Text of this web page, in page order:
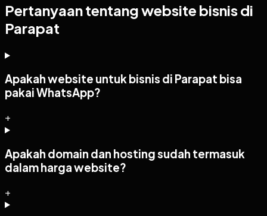
Pertanyaan tentang website bisnis di
Parapat
Apakah website untuk bisnis di Parapat bisa
pakai WhatsApp?
+
Apakah domain dan hosting sudah termasuk
dalam harga website?
+